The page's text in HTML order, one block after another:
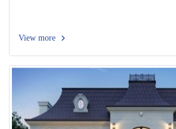
View more